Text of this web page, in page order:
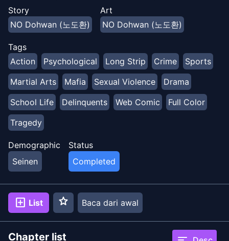
terbuang, memutuskan untuk membalas dendam
dengan bantuan kemampuan yang tidak pernah dia
ketahui keberadaannya.
Story
NO Dohwan (노도환)
Art
NO Dohwan (노도환)
Tags
Action
Psychological Long Strip Crime
Sports
Martial Arts
Mafia Sexual Violence
Drama
School Life
Delinquents Web Comic
Full Color
Tragedy
Demographic
Seinen
Status
Completed
add_box List star Baca dari awal
Chapter list